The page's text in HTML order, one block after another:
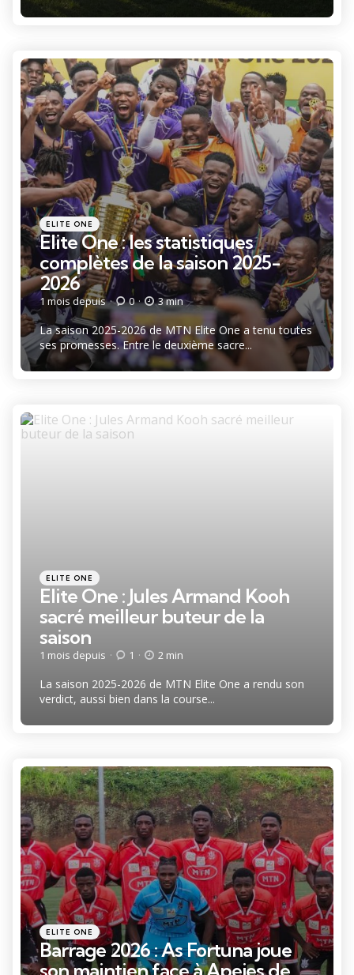
Catégories
Posté
dans
ELITE ONE
Elite One : les statistiques
complètes de la saison 2025-
2026
1 mois depuis 0 3 min
La saison 2025-2026 de MTN Elite One a tenu toutes
ses promesses. Entre le deuxième sacre...
Catégories
Posté
dans
ELITE ONE
Elite One : Jules Armand Kooh
sacré meilleur buteur de la
saison
1 mois depuis 1 2 min
La saison 2025-2026 de MTN Elite One a rendu son
verdict, aussi bien dans la course...
Catégories
Posté
dans
ELITE ONE
Barrage 2026 : As Fortuna joue